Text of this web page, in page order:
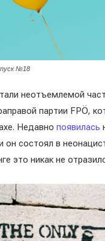
№18
неотъемлемой
партии FPÖ,
Недавно появилась
состоял в
это никак не